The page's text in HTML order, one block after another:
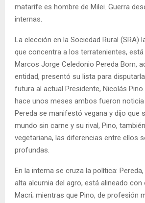
matarife es hombre de Milei. Guerra
internas.
La elección en la Sociedad Rural (SRA)
que concentra a los terratenientes, está
Marcos Jorge Celedonio Pereda Born,
entidad, presentó su lista para
futura al actual Presidente, Nicolás
hace unos meses ambos fueron noticia
Pereda se manifestó vegana y dijo que
mundo sin carne y su rival, Pino,
vegetariana, las diferencias entre ellos
profundas.
En la interna se cruza la política:
alta alcurnia del agro, está alineado con
Macri; mientras que Pino, de profesión